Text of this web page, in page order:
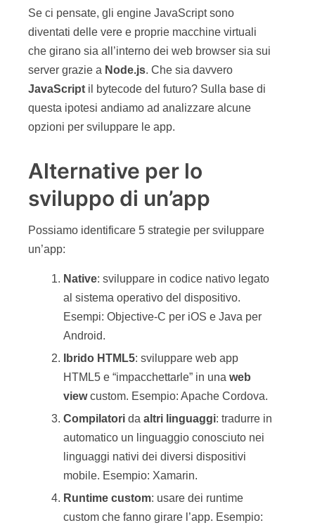
Se ci pensate, gli engine JavaScript sono
diventati delle vere e proprie macchine virtuali
che girano sia all’interno dei web browser sia sui
server grazie a Node.js. Che sia davvero
JavaScript il bytecode del futuro? Sulla base di
questa ipotesi andiamo ad analizzare alcune
opzioni per sviluppare le app.
Alternative per lo
sviluppo di un’app
Possiamo identificare 5 strategie per sviluppare
un’app:
Native: sviluppare in codice nativo legato
al sistema operativo del dispositivo.
Esempi: Objective-C per iOS e Java per
Android.
Ibrido HTML5: sviluppare web app
HTML5 e “impacchettarle” in una web
viewcustom. Esempio: Apache Cordova.
Compilatori da altri linguaggi: tradurre in
automatico un linguaggio conosciuto nei
linguaggi nativi dei diversi dispositivi
mobile. Esempio: Xamarin.
Runtime custom: usare dei runtime
custom che fanno girare l’app. Esempio: